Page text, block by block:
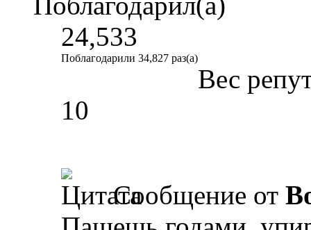
24,533
Поблагодарили 34,827 раз(а)
Вес
10
Сообщение от